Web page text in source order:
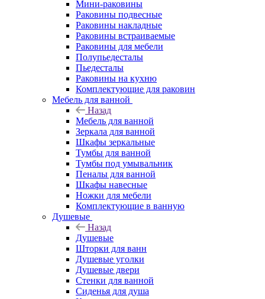
Мини-раковины
Раковины подвесные
Раковины накладные
Раковины встраиваемые
Раковины для мебели
Полупьедесталы
Пьедесталы
Раковины на кухню
Комплектующие для раковин
Мебель для ванной
Назад
Мебель для ванной
Зеркала для ванной
Шкафы зеркальные
Тумбы для ванной
Тумбы под умывальник
Пеналы для ванной
Шкафы навесные
Ножки для мебели
Комплектующие в ванную
Душевые
Назад
Душевые
Шторки для ванн
Душевые уголки
Душевые двери
Стенки для ванной
Сиденья для душа